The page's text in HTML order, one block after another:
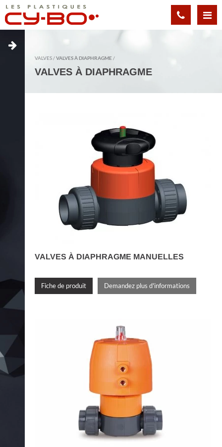
Panneau de gestion des cookies
VALVES VALVES À DIAPHRAGME
VALVES À DIAPHRAGME
VALVES À DIAPHRAGME MANUELLES
Fiche de produit Demandez plus d'informations